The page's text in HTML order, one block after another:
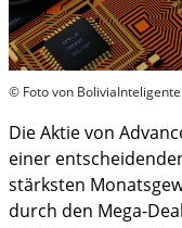
© Foto von
Die Aktie von
einer
stärksten
durch den Mega-